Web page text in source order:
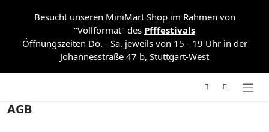
Besucht unseren MiniMart Shopim Rahmen von
"Vollformat" des Pfffestivals
Öffnungszeiten Do. - Sa. jeweils von 15 - 19 Uhr in der
Johannesstraße 47 b, Stuttgart-West
AGB